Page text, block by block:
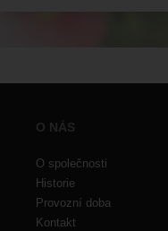
O NÁS
O společnosti
Historie
Provozní doba
Kontakt